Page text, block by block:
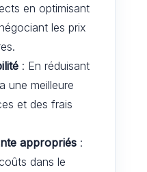
en optimisant
les prix
: En réduisant
une meilleure
et des frais
appropriés :
dans le